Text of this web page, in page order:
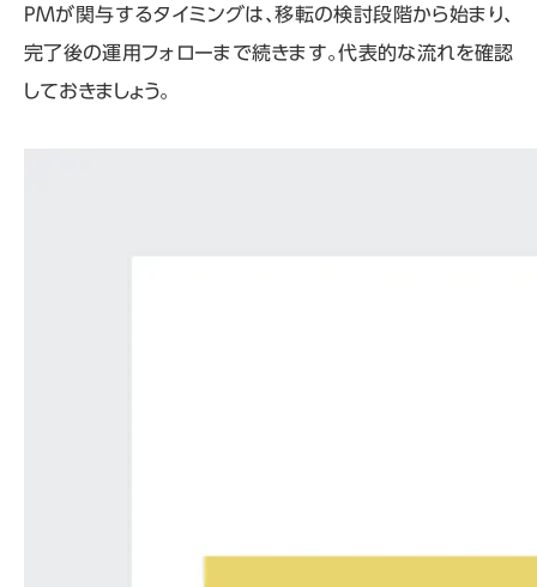
PMが関与するタイミングは、移転の検討段階から始まり、
完了後の運用フォローまで続きます。代表的な流れを確認
しておきましょう。